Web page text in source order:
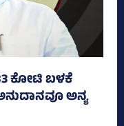
ಕೋಟಿ ಬಳಕೆ
ಅನ್ಯ